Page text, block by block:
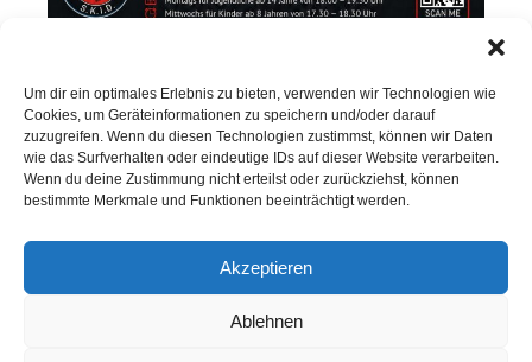
Um dir ein optimales Erlebnis zu bieten, verwenden wir Technologien wie
Cookies, um Geräteinformationen zu speichern und/oder darauf
zuzugreifen. Wenn du diesen Technologien zustimmst, können wir Daten
wie das Surfverhalten oder eindeutige IDs auf dieser Website verarbeiten.
Wenn du deine Zustimmung nicht erteilst oder zurückziehst, können
bestimmte Merkmale und Funktionen beeinträchtigt werden.
Akzeptieren
Ablehnen
Karate
Erfolgreicher Karate-Lehrgang in Beelen
Karateka in Limburg, Leipzig und Aalen